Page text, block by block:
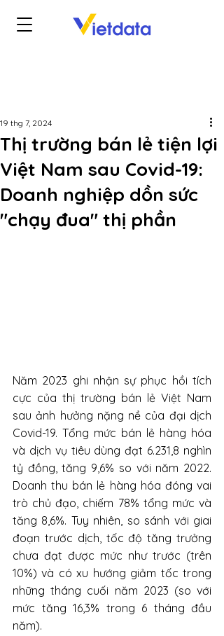
Thị trường bán lẻ tiện lợi
Việt Nam sau Covid-19:
Doanh nghiệp dồn sức
"chạy đua" thị phần
19 thg 7, 2024
Năm 2023 ghi nhận sự phục hồi tích
cực của thị trường bán lẻ Việt Nam
sau ảnh hưởng nặng nề của đại dịch
Covid-19. Tổng mức bán lẻ hàng hóa
và dịch vụ tiêu dùng đạt 6.231,8 nghìn
tỷ đồng, tăng 9,6% so với năm 2022.
Doanh thu bán lẻ hàng hóa đóng vai
trò chủ đạo, chiếm 78% tổng mức và
tăng 8,6%. Tuy nhiên, so sánh với giai
đoạn trước dịch, tốc độ tăng trưởng
chưa đạt được mức như trước (trên
10%) và có xu hướng giảm tốc trong
những tháng cuối năm 2023 (so với
mức tăng 16,3% trong 6 tháng đầu
năm).